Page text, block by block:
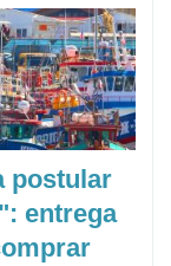
postular
entrega